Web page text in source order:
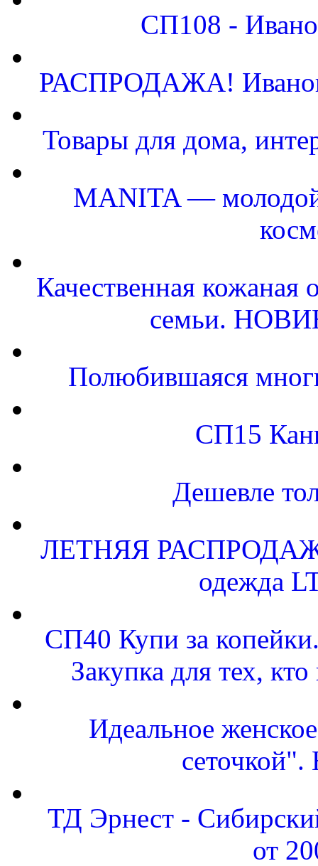
СП108 -
РАСПРОДАЖА!
Товары для дома,
MANITA — молодой
Качественная кожаная
семьи.
Полюбившаяся
СП15
Дешевле
ЛЕТНЯЯ РАСПРОДАЖА
одежда
СП40 Купи за
Закупка для тех,
Идеальное
ТД Эрнест -
от